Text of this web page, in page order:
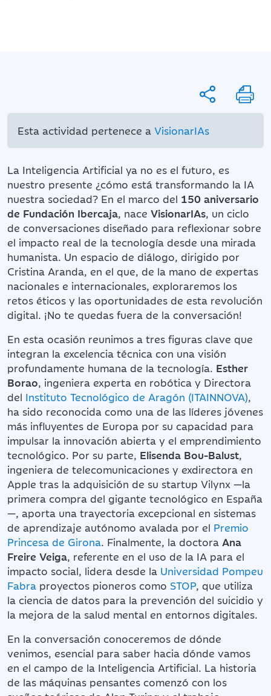
Esta actividad pertenece a VisionarIAs
La Inteligencia Artificial ya no es el futuro, es
nuestro presente ¿cómo está transformando la IA
nuestra sociedad? En el marco del 150 aniversario
de Fundación Ibercaja, nace VisionarIAs, un ciclo
de conversaciones diseñado para reflexionar sobre
el impacto real de la tecnología desde una mirada
humanista. Un espacio de diálogo, dirigido por
Cristina Aranda, en el que, de la mano de expertas
nacionales e internacionales, exploraremos los
retos éticos y las oportunidades de esta revolución
digital. ¡No te quedas fuera de la conversación!
En esta ocasión reunimos a tres figuras clave que
integran la excelencia técnica con una visión
profundamente humana de la tecnología. Esther
Borao, ingeniera experta en robótica y Directora
del Instituto Tecnológico de Aragón (ITAINNOVA),
ha sido reconocida como una de las líderes jóvenes
más influyentes de Europa por su capacidad para
impulsar la innovación abierta y el emprendimiento
tecnológico. Por su parte, Elisenda Bou-Balust,
ingeniera de telecomunicaciones y exdirectora en
Apple tras la adquisición de su startup Vilynx —la
primera compra del gigante tecnológico en España
—, aporta una trayectoria excepcional en sistemas
de aprendizaje autónomo avalada por el Premio
Princesa de Girona. Finalmente, la doctora Ana
Freire Veiga, referente en el uso de la IA para el
impacto social, lidera desde la Universidad Pompeu
Fabra proyectos pioneros como STOP, que utiliza
la ciencia de datos para la prevención del suicidio y
la mejora de la salud mental en entornos digitales.
En la conversación conoceremos de dónde
venimos, esencial para saber hacia dónde vamos
en el campo de la Inteligencia Artificial. La historia
de las máquinas pensantes comenzó con los